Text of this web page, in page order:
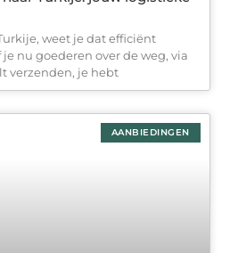
weet je dat efficiënt
nu goederen over de weg, via
verzenden, je hebt
AANBIEDINGEN